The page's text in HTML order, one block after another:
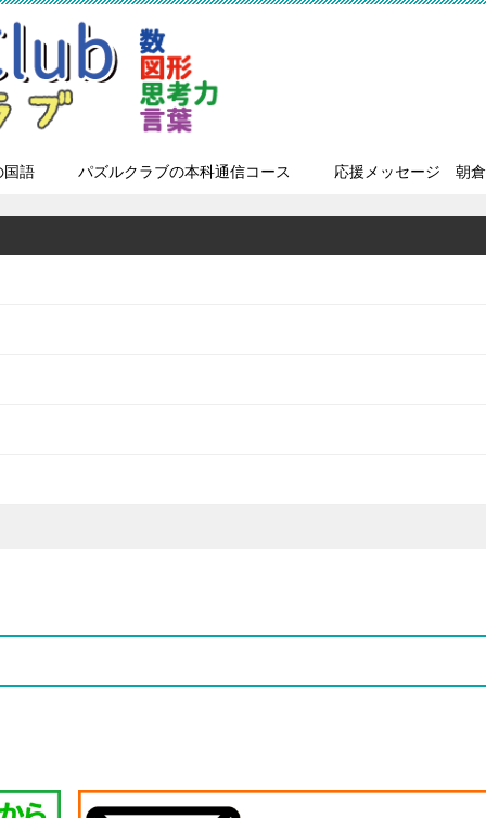
国語 パズルクラブの本科通信コース 応援メッセージ 朝